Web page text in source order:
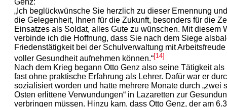
„Ich beglückwünsche Sie herzlich zu dieser Ernennung
die Gelegenheit, Ihnen für die Zukunft, besonders für die
Einsatzes als Soldat, alles Gute zu wünschen. Mit diesem
verbinde ich die Hoffnung, dass Sie nach dem Siege
Friedenstätigkeit bei der Schulverwaltung mit
voller Gesundheit aufnehmen können.“[14]
Nach dem Krieg begann Otto Genz also seine Tätigkeit als
fast ohne praktische Erfahrung als Lehrer. Dafür war er
sozialisiert worden und hatte mehrere Monate durch „zwei
Osten erlittene Verwundungen“ in Lazaretten zur
verbringen müssen. Hinzu kam, dass Otto Genz, der am